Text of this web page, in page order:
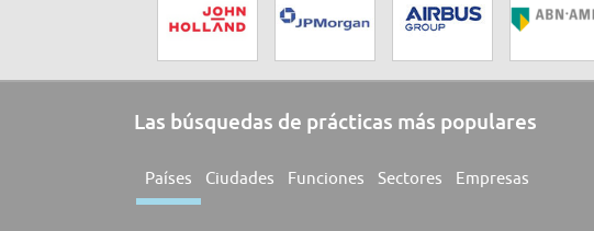
Las búsquedas de prácticas más populares
Países Ciudades Funciones Sectores Empresas